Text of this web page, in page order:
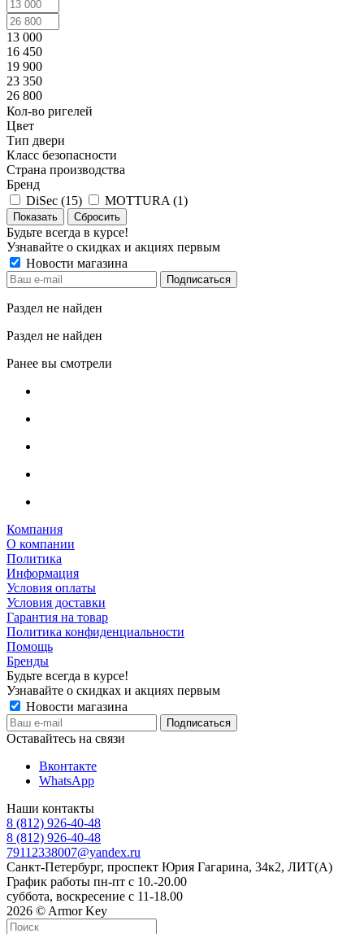
13 000
16 450
19 900
23 350
26 800
Кол-во ригелей
Цвет
Тип двери
Класс безопасности
Страна производства
Бренд
DiSec (15) MOTTURA (1)
Сбросить
Будьте всегда в курсе!
Узнавайте о скидках и акциях первым
Новости магазина
Раздел не найден
Раздел не найден
Ранее вы смотрели
Компания
О компании
Политика
Информация
Условия оплаты
Условия доставки
Гарантия на товар
Политика конфиденциальности
Помощь
Бренды
Будьте всегда в курсе!
Узнавайте о скидках и акциях первым
Новости магазина
Оставайтесь на связи
Вконтакте
WhatsApp
Наши контакты
8 (812) 926-40-48
8 (812) 926-40-48
79112338007@yandex.ru
Санкт-Петербург, проспект Юрия Гагарина, 34к2, ЛИТ(А)
График работы пн-пт с 10.-20.00
суббота, воскресение с 11-18.00
2026 © Armor Key